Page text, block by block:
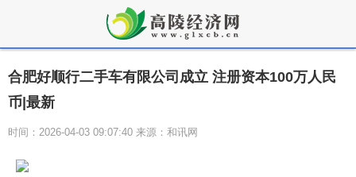
合肥好顺行二手车有限公司成立 注册资本100万人民
币|最新
时间：2026-04-03 09:07:40 来源：和讯网